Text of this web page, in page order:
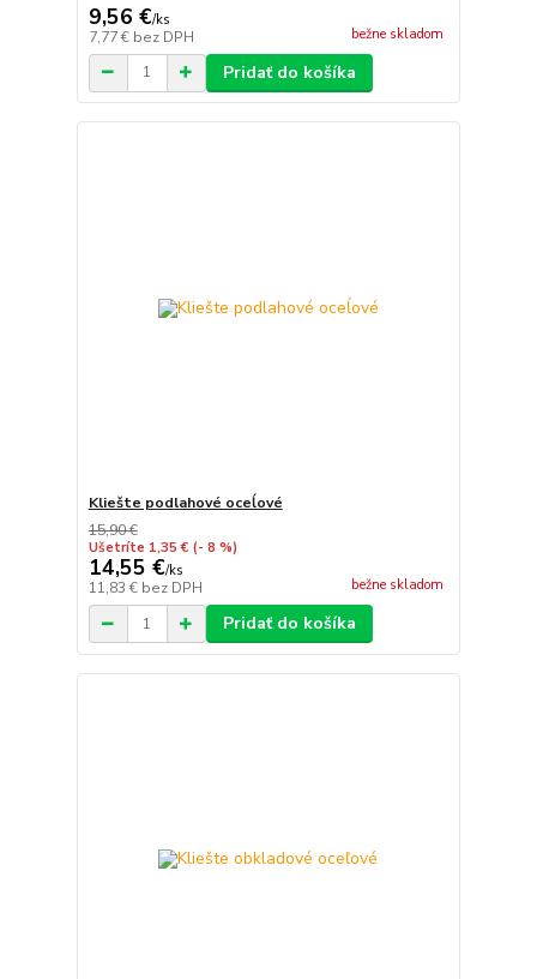
9,56 €/ks
7,77 € bez DPH bežne skladom
Pridať do košíka
Kliešte podlahové oceĺové
15,90 €
Ušetríte 1,35 € (- 8 %)
14,55 €/ks
11,83 € bez DPH bežne skladom
Pridať do košíka